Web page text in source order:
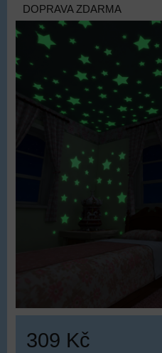
DOPRAVA ZDARMA
309 Kč